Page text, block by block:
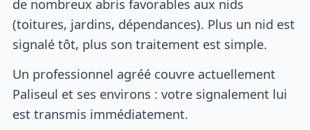
de nombreux abris favorables aux nids
(toitures, jardins, dépendances). Plus un nid est
signalé tôt, plus son traitement est simple.
Un professionnel agréé couvre actuellement
Paliseul et ses environs : votre signalement lui
est transmis immédiatement.